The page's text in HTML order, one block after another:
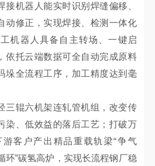
机器人能实时识别焊缝偏移、
动修正，实现焊接、检测一体化
机器人具备自主转场、一键启
依托云端数据可全自动完成原料
垛全流程工序，加工精度达到毫
辊六机架连轧管机组，改变传
染、低效益的落后工艺；打破万
客户产出精品重载轨梁“争气
环”碳氢高炉，实现长流程钢厂稳